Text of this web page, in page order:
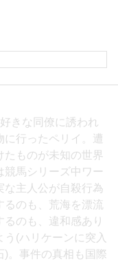
な同僚に誘われ
に行ったペリイ。遭
たものが未知の世界
馬シリーズ中ワー
な主人公が自殺行為
るのも、荒海を漂流
るのも、違和感あり
(ハリケーンに突入
)。事件の真相も国際